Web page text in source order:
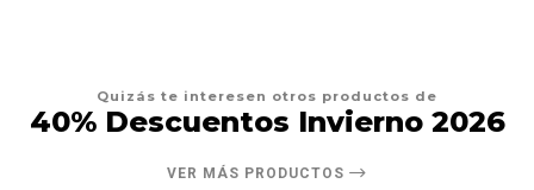
Quizás te interesen otros productos de
40% Descuentos Invierno 2026
VER MÁS PRODUCTOS